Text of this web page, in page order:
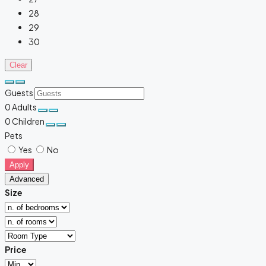
28
29
30
Clear
Guests
0Adults
0Children
Pets
Yes
No
Apply
Advanced
Size
Price